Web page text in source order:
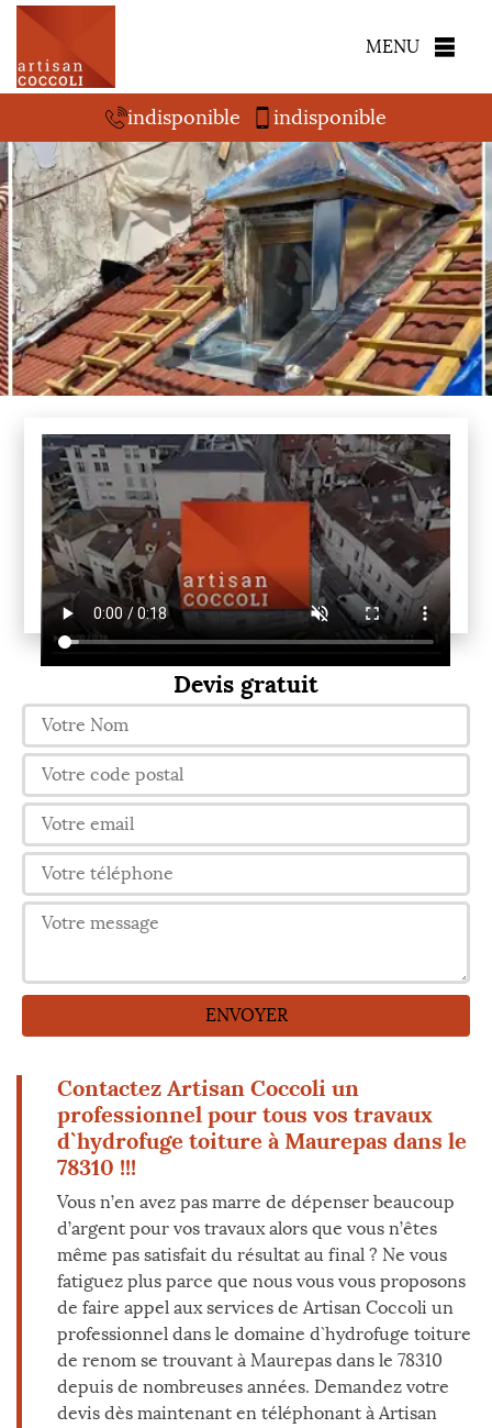
MENU
indisponible indisponible
Devis gratuit
Contactez Artisan Coccoli un
professionnel pour tous vos travaux
d`hydrofuge toiture à Maurepas dans le
78310 !!!
Vous n’en avez pas marre de dépenser beaucoup
d’argent pour vos travaux alors que vous n’êtes
même pas satisfait du résultat au final ? Ne vous
fatiguez plus parce que nous vous vous proposons
de faire appel aux services de Artisan Coccoli un
professionnel dans le domaine d`hydrofuge toiture
de renom se trouvant à Maurepas dans le 78310
depuis de nombreuses années. Demandez votre
devis dès maintenant en téléphonant à Artisan